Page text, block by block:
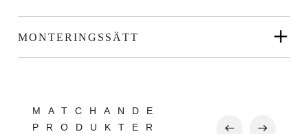
MONTERINGSSÄTT
MATCHANDE
PRODUKTER